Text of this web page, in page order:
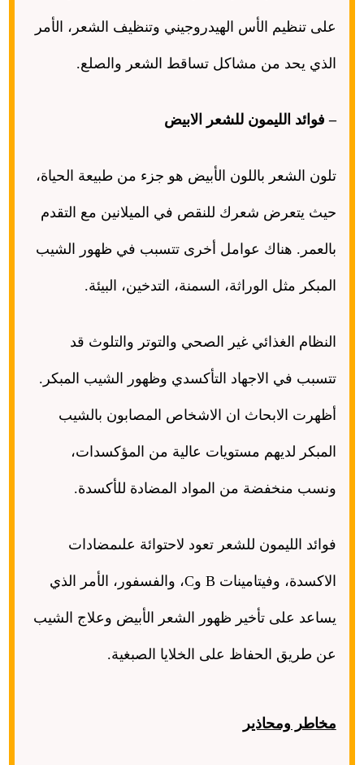
على تنظيم الأس الهيدروجيني وتنظيف الشعر، الأمر
الذي يحد من مشاكل تساقط الشعر والصلع.
– فوائد الليمون للشعر الابيض
تلون الشعر باللون الأبيض هو جزء من طبيعة الحياة،
حيث يتعرض شعرك للنقص في الميلانين مع التقدم
بالعمر . هناك عوامل أخرى تتسبب في ظهور الشيب
المبكر مثل الوراثة، السمنة، التدخين، البيئة.
النظام الغذائي غير الصحي والتوتر والتلوث قد
تتسبب في الاجهاد التأكسدي وظهور الشيب المبكر .
أظهرت الابحاث ان الاشخاص المصابون بالشيب
المبكر لديهم مستويات عالية من المؤكسدات،
ونسب منخفضة من المواد المضادة للأكسدة.
فوائد الليمون للشعر تعود لاحتوائة علىمضادات
الاكسدة، وفيتاميناتB وC، والفسفور، الأمر الذي
يساعد على تأخير ظهور الشعر الأبيض وعلاج الشيب
عن طريق الحفاظ على الخلايا الصبغية.
مخاطر ومحاذير